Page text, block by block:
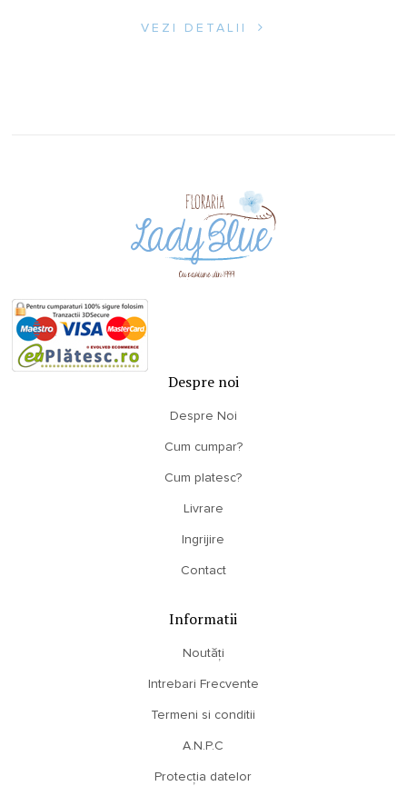
VEZI DETALII
Despre noi
Despre Noi
Cum cumpar?
Cum platesc?
Livrare
Ingrijire
Contact
Informatii
Noutăți
Intrebari Frecvente
Termeni si conditii
A.N.P.C
Protecția datelor